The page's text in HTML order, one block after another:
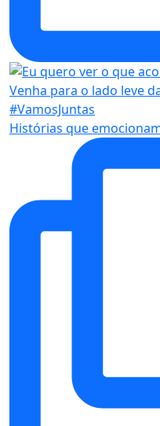
Histórias que